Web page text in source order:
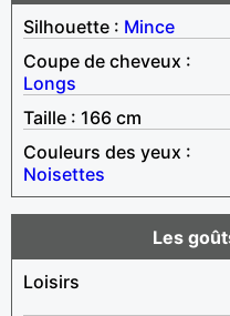
Silhouette : Mince
Coupe de cheveux :
Longs
Taille : 166 cm
Couleurs des yeux :
Noisettes
Les
Loisirs